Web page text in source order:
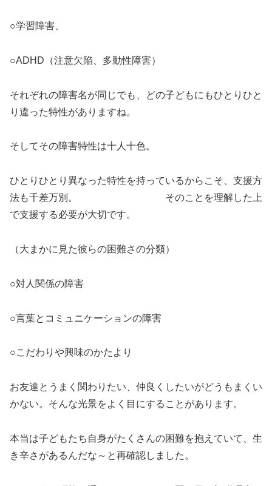
○学習障害、
○ADHD（注意欠陥、多動性障害）
それぞれの障害名が同じでも、どの子どもにもひとりひと
り違った特性がありますね。
そしてその障害特性は十人十色。
ひとりひとり異なった特性を持っているからこそ、支援方
法も千差万別。 そのことを理解した上
で支援する必要が大切です。
（大まかに見た彼らの困難さの分類）
○対人関係の障害
○言葉とコミュニケーションの障害
○こだわりや興味のかたより
お友達とうまく関わりたい、仲良くしたいがどうもまくい
かない。そんな光景をよく目にすることがあります。
本当は子どもたち自身がたくさんの困難を抱えていて、生
き辛さがあるんだな～と再確認しました。